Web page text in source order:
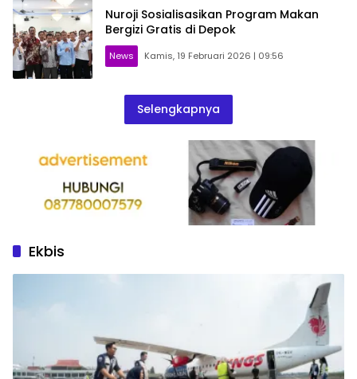
Nuroji Sosialisasikan Program Makan
Bergizi Gratis di Depok
News Kamis, 19 Februari 2026 | 09:56
Selengkapnya
Ekbis